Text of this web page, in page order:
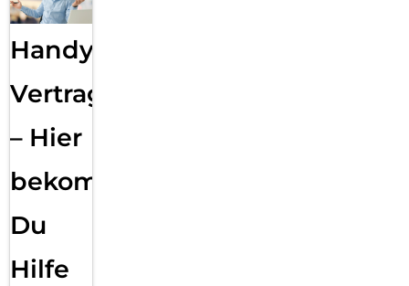
Handy
Vertragsabwicklung
– Hier
bekommst
Du
Hilfe